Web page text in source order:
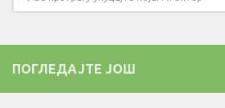
ПОГЛЕДАЈТЕ ЈОШ